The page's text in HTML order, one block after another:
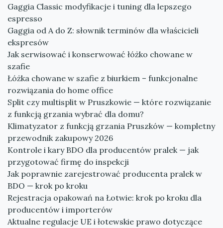
Gaggia Classic modyfikacje i tuning dla lepszego
espresso
Gaggia od A do Z: słownik terminów dla właścicieli
ekspresów
Jak serwisować i konserwować łóżko chowane w
szafie
Łóżka chowane w szafie z biurkiem – funkcjonalne
rozwiązania do home office
Split czy multisplit w Pruszkowie — które rozwiązanie
z funkcją grzania wybrać dla domu?
Klimatyzator z funkcją grzania Pruszków — kompletny
przewodnik zakupowy 2026
Kontrole i kary BDO dla producentów pralek — jak
przygotować firmę do inspekcji
Jak poprawnie zarejestrować producenta pralek w
BDO — krok po kroku
Rejestracja opakowań na Łotwie: krok po kroku dla
producentów i importerów
Aktualne regulacje UE i łotewskie prawo dotyczące